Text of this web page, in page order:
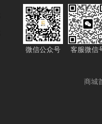
微信公众号 客服微信
商城